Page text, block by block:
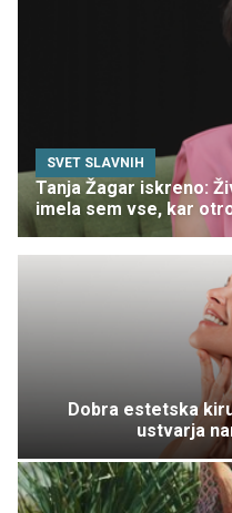
SVET SLAVNIH
Tanja Žagar iskreno:
imela sem vse, kar
Dobra estetska
ustvarja